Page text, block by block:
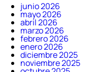
junio 2026
mayo 2026
abril 2026
marzo 2026
febrero 2026
enero 2026
diciembre 2025
noviembre 2025